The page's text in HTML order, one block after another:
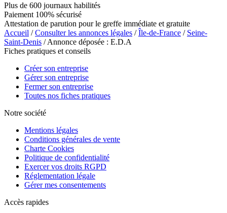
Plus de 600 journaux habilités
Paiement 100% sécurisé
Attestation de parution pour le greffe immédiate et gratuite
Accueil /Consulter les annonces légales /Île-de-France / Seine-
Saint-Denis / Annonce déposée : E.D.A
Fiches pratiques et conseils
Créer son entreprise
Gérer son entreprise
Fermer son entreprise
Toutes nos fiches pratiques
Notre société
Mentions légales
Conditions générales de vente
Charte Cookies
Politique de confidentialité
Exercer vos droits RGPD
Réglementation légale
Gérer mes consentements
Accès rapides